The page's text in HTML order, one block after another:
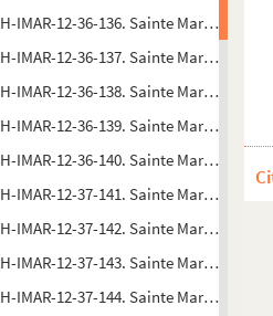
H-IMAR-12-36-136. Sainte Marguerite
H-IMAR-12-36-137. Sainte Marguerite
H-IMAR-12-36-138. Sainte Marguerite
H-IMAR-12-36-139. Sainte Marguerite
H-IMAR-12-36-140. Sainte Marguerite
H-IMAR-12-37-141. Sainte Marguerite
H-IMAR-12-37-142. Sainte Marguerite
H-IMAR-12-37-143. Sainte Marguerite
H-IMAR-12-37-144. Sainte Marguerite